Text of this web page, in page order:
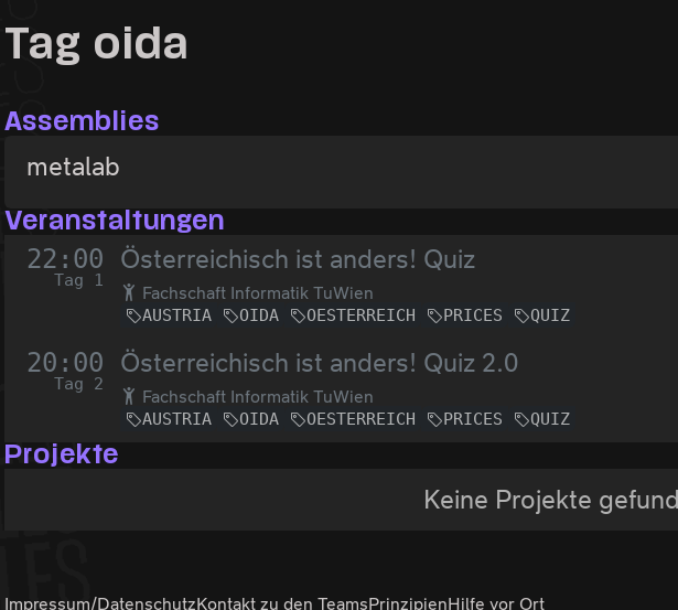
Tag oida
Assemblies
metalab
Veranstaltungen
22:00
Tag 1
Österreichisch ist anders! Quiz
Fachschaft Informatik TuWien
AUSTRIA OIDA OESTERREICH PRICES QUIZ
20:00
Tag 2
Österreichisch ist anders! Quiz 2.0
Fachschaft Informatik TuWien
AUSTRIA OIDA OESTERREICH PRICES QUIZ
Projekte
Keine Projekte
Impressum/DatenschutzKontakt zu den TeamsPrinzipienHilfe vor Ort